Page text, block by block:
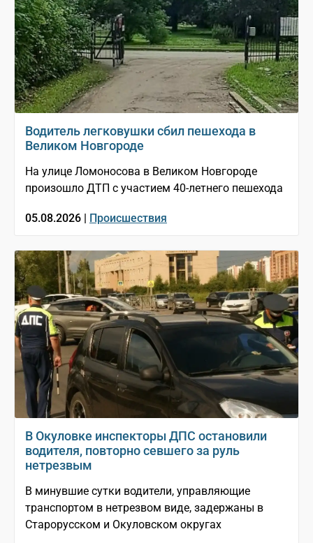
Водитель легковушки сбил пешехода в
Великом Новгороде
На улице Ломоносова в Великом Новгороде
произошло ДТП с участием 40-летнего пешехода
05.08.2026 | Происшествия
В Окуловке инспекторы ДПС остановили
водителя, повторно севшего за руль
нетрезвым
В минувшие сутки водители, управляющие
транспортом в нетрезвом виде, задержаны в
Старорусском и Окуловском округах